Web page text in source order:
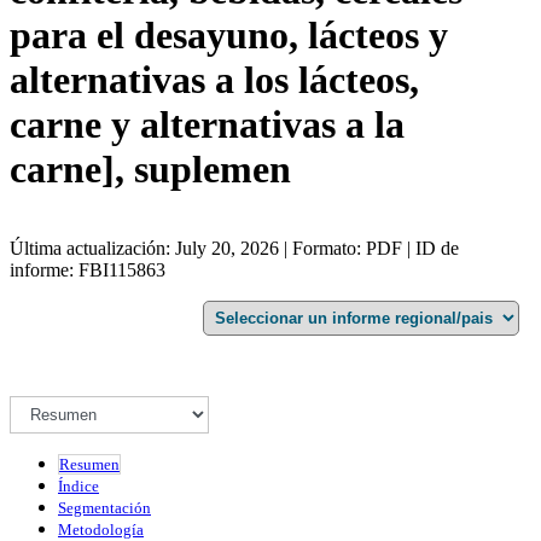
para el desayuno, lácteos y
alternativas a los lácteos,
carne y alternativas a la
carne], suplemen
Última actualización: July 20, 2026 | Formato: PDF | ID de
informe: FBI115863
Resumen
Índice
Segmentación
Metodología